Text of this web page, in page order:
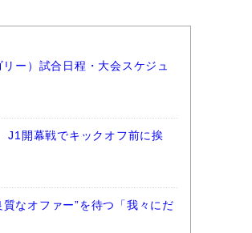
ー）試合日程・大会スケジュ
開幕戦でキックオフ前に挨
なオファー”を待つ「我々にだ